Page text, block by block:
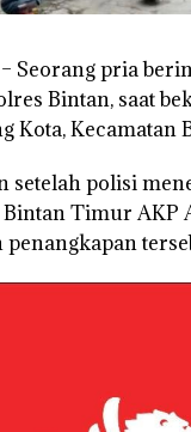
Seorang pria
Bintan, saat
Kota, Kecamatan
setelah polisi
Timur AKP